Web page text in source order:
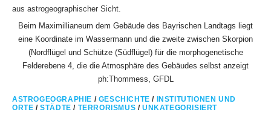
Beim Maximillianeum dem Gebäude des Bayrischen Landtags liegt
eine Koordinate im Wassermann und die zweite zwischen Skorpion
(Nordflügel und Schütze (Südflügel) für die morphogenetische
Felderebene 4, die die Atmosphäre des Gebäudes selbst anzeigt
ph:Thommess, GFDL
ASTROGEOGRAPHIE / GESCHICHTE /
INSTITUTIONEN UND
ORTE /STÄDTE / TERRORISMUS /UNKATEGORISIERT